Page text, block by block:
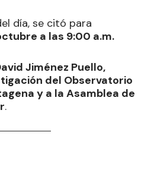
día, se citó para
a las 9:00 a.m.
Jiménez Puello,
del Observatorio
y a la Asamblea de
.